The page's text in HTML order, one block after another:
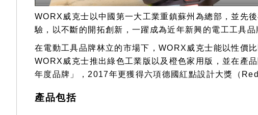
WORX威克士以中國第一大工業重鎮蘇州為總部，並先
驗，以不斷的開拓創新，一躍成為近年新興的電工工具品
在電動工具品牌林立的市場下，WORX威克士能以性價
WORX威克士推出綠色工業版以及橙色家用版，並在產
年度品牌」，2017年更獲得六項德國紅點設計大獎（
產品包括